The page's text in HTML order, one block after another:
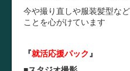
今や撮り直しや服装髪型な
ことを心がけています
『就活応援パック 』